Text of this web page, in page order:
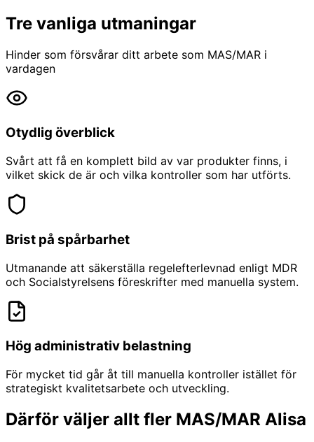
Tre vanliga utmaningar
Hinder som försvårar ditt arbete som MAS/MAR i
vardagen
Otydlig överblick
Svårt att få en komplett bild av var produkter finns, i
vilket skick de är och vilka kontroller som har utförts.
Brist på spårbarhet
Utmanande att säkerställa regelefterlevnad enligt MDR
och Socialstyrelsens föreskrifter med manuella system.
Hög administrativ belastning
För mycket tid går åt till manuella kontroller istället för
strategiskt kvalitetsarbete och utveckling.
Därför väljer allt fler MAS/MAR Alisa